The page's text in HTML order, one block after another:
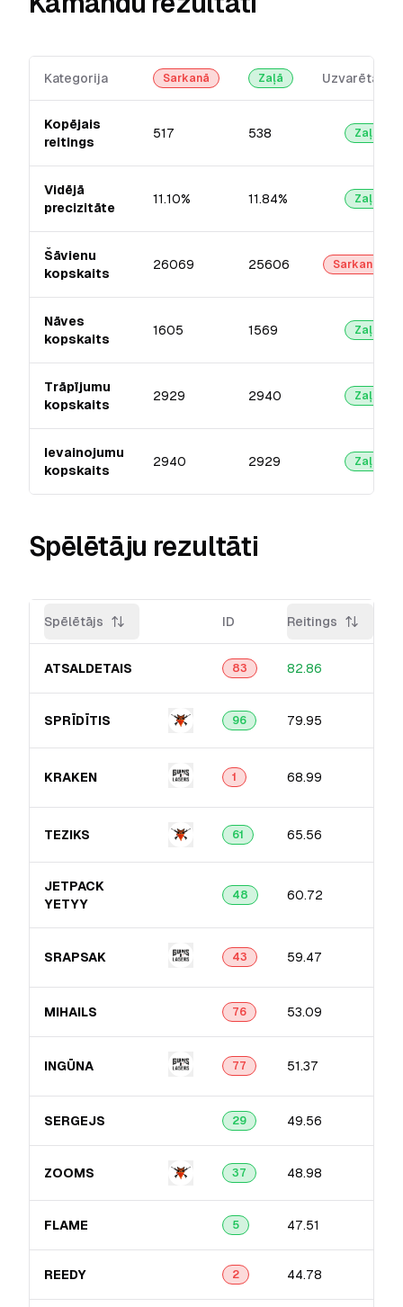
Kategorija Sarkanā Zaļā Uzvarētājs
Kopējais
reitings
517 538 Zaļā
Vidējā
precizitāte
11.10% 11.84% Zaļā
Šāvienu
kopskaits
26069 25606 Sarkanā
Nāves
kopskaits
1605 1569 Zaļā
Trāpījumu
kopskaits
2929 2940 Zaļā
Ievainojumu
kopskaits
2940 2929 Zaļā
Spēlētāju rezultāti
Spēlētājs ID Reitings
ATSALDETAIS 83 82.86
SPRĪDĪTIS 96 79.95
KRAKEN 1 68.99
TEZIKS 61 65.56
JETPACK
YETYY
48 60.72
SRAPSAK 43 59.47
MIHAILS 76 53.09
INGŪNA 77 51.37
SERGEJS 29 49.56
ZOOMS 37 48.98
FLAME 5 47.51
REEDY 2 44.78